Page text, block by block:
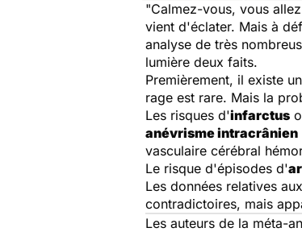
"Calmez-vous, vous
vient d'éclater. Mais à
analyse de très
lumière deux faits.
Premièrement, il existe
rage est rare. Mais la
Les risques d'infarctus
anévrisme intracrânien
vasculaire cérébral
Le risque d'épisodes d'
Les données relatives
contradictoires, mais
Les auteurs de la méta-